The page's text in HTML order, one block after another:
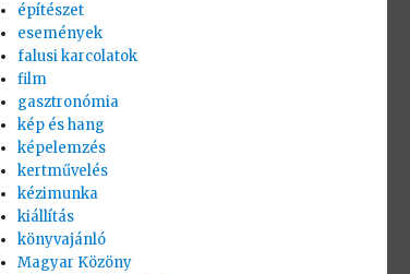
építészet
események
falusi karcolatok
film
gasztronómia
kép és hang
képelemzés
kertművelés
kézimunka
kiállítás
könyvajánló
Magyar Közöny